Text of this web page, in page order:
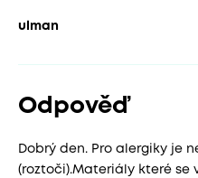
ulman
Odpověď
Dobrý den. Pro alergiky je
(roztoči).Materiály které se